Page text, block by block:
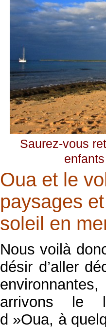
Saurez-vous
Oua et le
paysages
soleil en
Nous voilà
désir d’aller
arrivons le
d »Oua, à